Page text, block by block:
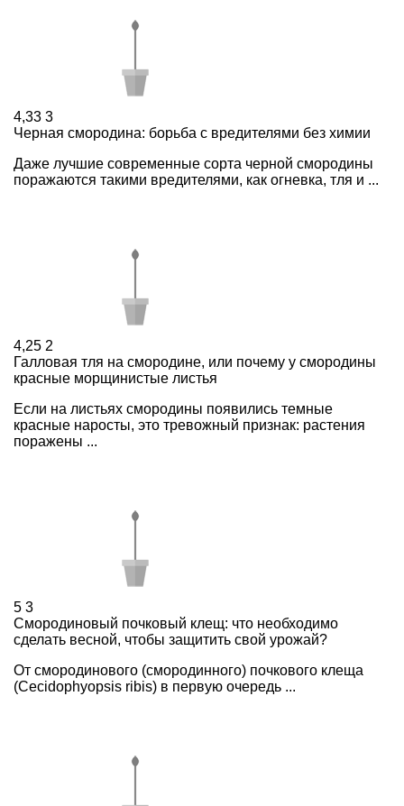
4,33 3
Черная смородина: борьба с вредителями без химии
Даже лучшие современные сорта черной смородины
поражаются такими вредителями, как огневка, тля и ...
4,25 2
Галловая тля на смородине, или почему у смородины
красные морщинистые листья
Если на листьях смородины появились темные
красные наросты, это тревожный признак: растения
поражены ...
5 3
Смородиновый почковый клещ: что необходимо
сделать весной, чтобы защитить свой урожай?
От смородинового (смородинного) почкового клеща
(Cecidophyopsis ribis) в первую очередь ...